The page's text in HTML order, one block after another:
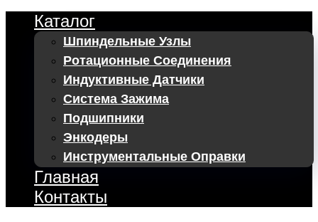
Каталог
Шпиндельные Узлы
Ротационные Соединения
Индуктивные Датчики
Система Зажима
Подшипники
Энкодеры
Инструментальные Оправки
Главная
Контакты